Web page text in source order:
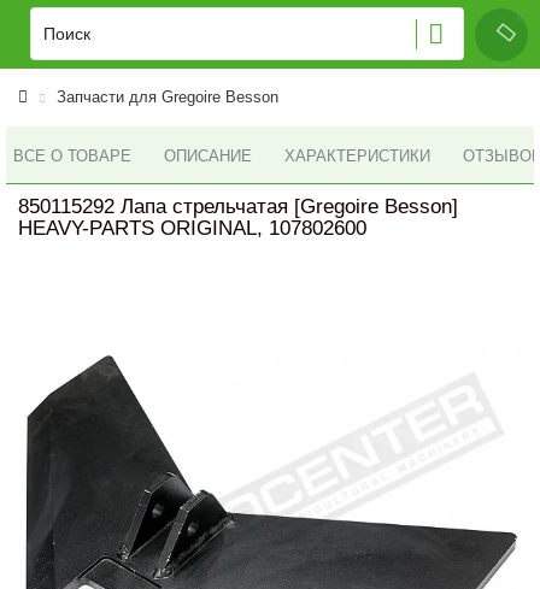
Запчасти для Gregoire Besson
ВСЕ О ТОВАРЕ ОПИСАНИЕ ХАРАКТЕРИСТИКИ ОТЗЫВОВ
850115292 Лапа стрельчатая [Gregoire Besson]
HEAVY-PARTS ORIGINAL, 107802600